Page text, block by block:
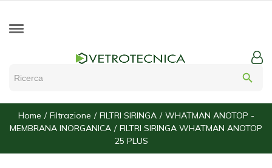
search
Home Filtrazione FILTRI SIRINGA
WHATMAN ANOTOP -
MEMBRANA INORGANICA
FILTRI SIRINGA WHATMAN ANOTOP
25 PLUS